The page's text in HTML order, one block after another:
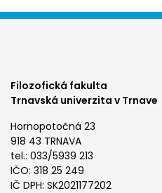
Filozofická fakulta
Trnavská univerzita v Trnave
Hornopotočná 23
918 43 TRNAVA
tel.: 033/5939 213
IČO: 318 25 249
IČ DPH: SK2021177202